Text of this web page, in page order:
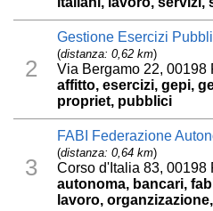
2
Gestione Esercizi
(distanza: 0,62 km)
Via Bergamo 22, 00198
affitto, esercizi, gepi,
propriet, pubblici
3
FABI Federazione
(distanza: 0,64 km)
Corso d'Italia 83, 00198
autonoma, bancari,
lavoro,